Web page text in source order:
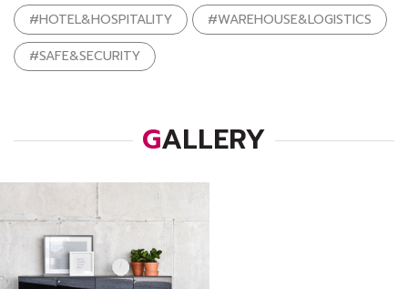
#HOTEL&HOSPITALITY
#WAREHOUSE&LOGISTICS
#SAFE&SECURITY
GALLERY